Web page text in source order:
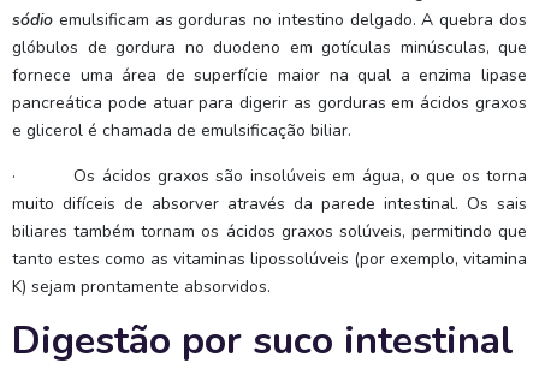
sódio emulsificam as gorduras no intestino delgado. A quebra dos
glóbulos de gordura no duodeno em gotículas minúsculas, que
fornece uma área de superfície maior na qual a enzima lipase
pancreática pode atuar para digerir as gorduras em ácidos graxos
e glicerol é chamada de emulsificação biliar.
·Os ácidos graxos são insolúveis em água, o que os torna
muito difíceis de absorver através da parede intestinal. Os sais
biliares também tornam os ácidos graxos solúveis, permitindo que
tanto estes como as vitaminas lipossolúveis (por exemplo, vitamina
K) sejam prontamente absorvidos.
Digestão por suco intestinal